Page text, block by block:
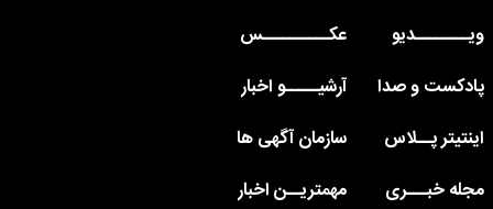
ویــــــــدیو
عکــــــــــس
پادکست و صدا
آرشیـــــو اخبار
اینتیتر پــلاس
سازمان آگهی ها
مجله خبـــری
مهمتریــن اخبار